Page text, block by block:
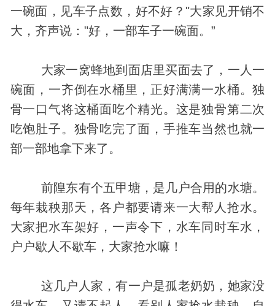
一碗面，见车子点数，好不好？"大家见开销不
大，齐声说："好，一部车子一碗面。”
大家一窝蜂地到面店里买面去了，一人一
碗面，一齐倒在水桶里，正好满满一水桶。独
骨一口气将这桶面吃个精光。这是独骨第二次
吃饱肚子。独骨吃完了面，手推车当然也就一
部一部地拿下来了。
前隍东有个五甲塘，是几户合用的水塘。
每年栽秧那天，各户都要请来一大帮人抢水。
大家把水车架好，一声令下，水车同时车水，
户户歇人不歇车，大家抢水嘛！
这几户人家，有一户是孤老奶奶，她家没